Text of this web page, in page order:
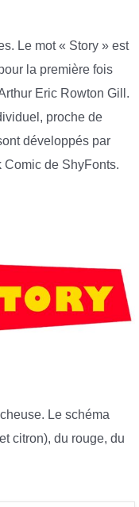
Le mot « Story » est
la première fois
Eric Rowton Gill.
proche de
développés par
de ShyFonts.
Le schéma
citron), du rouge, du